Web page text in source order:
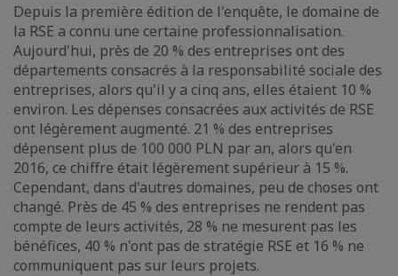
Depuis la première édition de l'enquête, le domaine de
la RSE a connu une certaine professionnalisation.
Aujourd'hui, près de 20 % des entreprises ont des
départements consacrés à la responsabilité sociale des
entreprises, alors qu'il y a cinq ans, elles étaient 10 %
environ. Les dépenses consacrées aux activités de RSE
ont légèrement augmenté. 21 % des entreprises
dépensent plus de 100 000 PLN par an, alors qu'en
2016, ce chiffre était légèrement supérieur à 15 %.
Cependant, dans d'autres domaines, peu de choses ont
changé. Près de 45 % des entreprises ne rendent pas
compte de leurs activités, 28 % ne mesurent pas les
bénéfices, 40 % n'ont pas de stratégie RSE et 16 % ne
communiquent pas sur leurs projets.